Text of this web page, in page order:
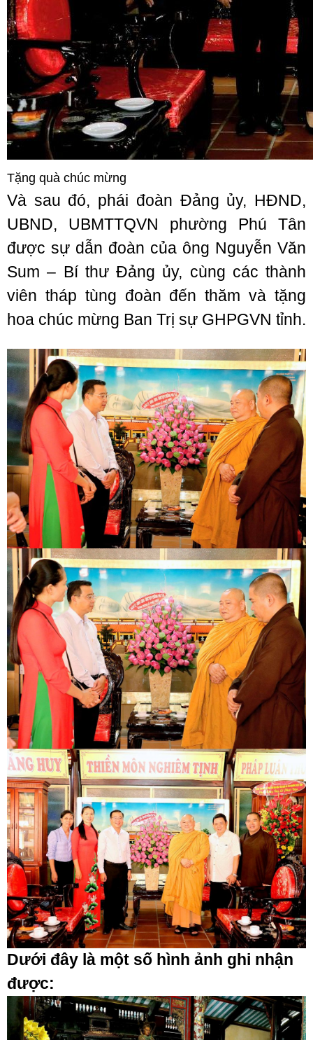
Tặng quà chúc mừng
Và sau đó, phái đoàn Đảng ủy, HĐND,
UBND, UBMTTQVN phường Phú Tân
được sự dẫn đoàn của ông Nguyễn Văn
Sum – Bí thư Đảng ủy, cùng các thành
viên tháp tùng đoàn đến thăm và tặng
hoa chúc mừng Ban Trị sự GHPGVN tỉnh.
Dưới đây là một số hình ảnh ghi nhận
được: